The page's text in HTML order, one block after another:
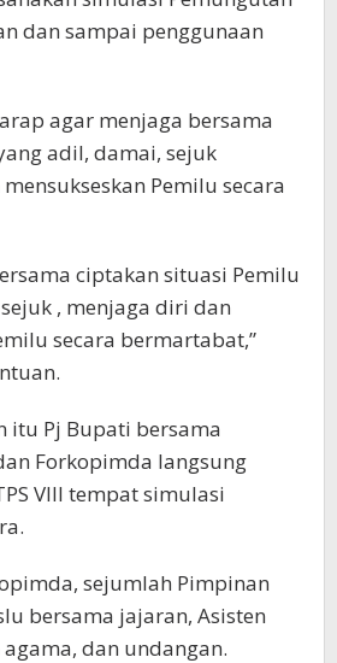
dan sampai penggunaan
agar menjaga bersama
adil, damai, sejuk
Pemilu secara
ciptakan situasi Pemilu
, menjaga diri dan
secara bermartabat,”
itu Pj Bupati bersama
Forkopimda langsung
VIII tempat simulasi
sejumlah Pimpinan
bersama jajaran, Asisten
dan undangan.